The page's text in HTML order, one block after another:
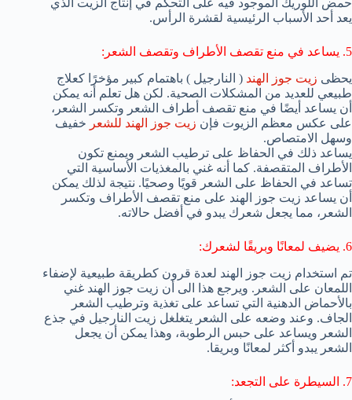
حمض اللوريك الموجود فيه على التحكم في إنتاج الزيت الذي
يعد أحد الأسباب الرئيسية لقشرة الرأس.
5. يساعد في منع تقصف الأطراف وتقصف الشعر:
يحظى زيت جوز الهند ( النارجيل ) باهتمام كبير مؤخرًا كعلاج
طبيعي للعديد من المشكلات الصحية. لكن هل تعلم أنه يمكن
أن يساعد أيضًا في منع تقصف أطراف الشعر وتكسر الشعر،
على عكس معظم الزيوت فإن زيت جوز الهند للشعر خفيف
وسهل الامتصاص.
يساعد ذلك في الحفاظ على ترطيب الشعر ويمنع تكون
الأطراف المتقصفة. كما أنه غني بالمغذيات الأساسية التي
تساعد في الحفاظ على الشعر قويًا وصحيًا. نتيجة لذلك يمكن
أن يساعد زيت جوز الهند على منع تقصف الأطراف وتكسر
الشعر، مما يجعل شعرك يبدو في أفضل حالاته.
6. يضيف لمعانًا وبريقًا لشعرك:
تم استخدام زيت جوز الهند لعدة قرون كطريقة طبيعية لإضفاء
اللمعان على الشعر. ويرجع هذا الى أن زيت جوز الهند غني
بالأحماض الدهنية التي تساعد على تغذية وترطيب الشعر
الجاف. وعند وضعه على الشعر يتغلغل زيت النارجيل في جذع
الشعر ويساعد على حبس الرطوبة، وهذا يمكن أن يجعل
الشعر يبدو أكثر لمعانًا وبريقا.
7. السيطرة على التجعد: